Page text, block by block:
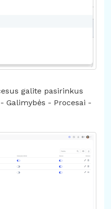
galite pasirinkus
Galimybės - Procesai -